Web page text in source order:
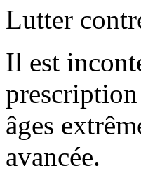
Lutter
Il est
âges
avancée.